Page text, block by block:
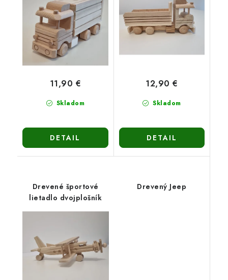
Skladom
11,90 €
DETAIL
Skladom
12,90 €
DETAIL
Drevené športové
lietadlo dvojplošník
Drevený Jeep